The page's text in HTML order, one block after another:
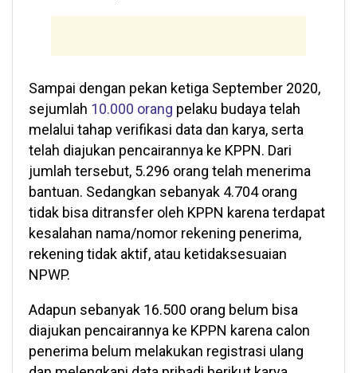
Sampai dengan pekan ketiga September 2020,
sejumlah 10.000 orang pelaku budaya telah
melalui tahap verifikasi data dan karya, serta
telah diajukan pencairannya ke KPPN. Dari
jumlah tersebut, 5.296 orang telah menerima
bantuan. Sedangkan sebanyak 4.704 orang
tidak bisa ditransfer oleh KPPN karena terdapat
kesalahan nama/nomor rekening penerima,
rekening tidak aktif, atau ketidaksesuaian
NPWP.
Adapun sebanyak 16.500 orang belum bisa
diajukan pencairannya ke KPPN karena calon
penerima belum melakukan registrasi ulang